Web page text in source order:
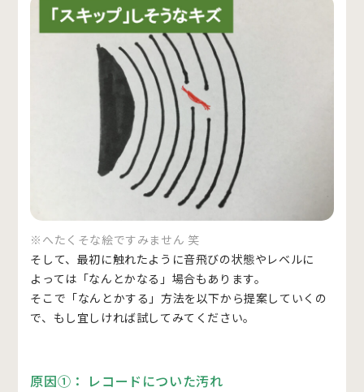
※へたくそな絵ですみません 笑
そして、最初に触れたように音飛びの状態やレベルに
よっては「なんとかなる」場合もあります。
そこで「なんとかする」方法を以下から提案していくの
で、もし宜しければ試してみてください。
原因①： レコードについた汚れ